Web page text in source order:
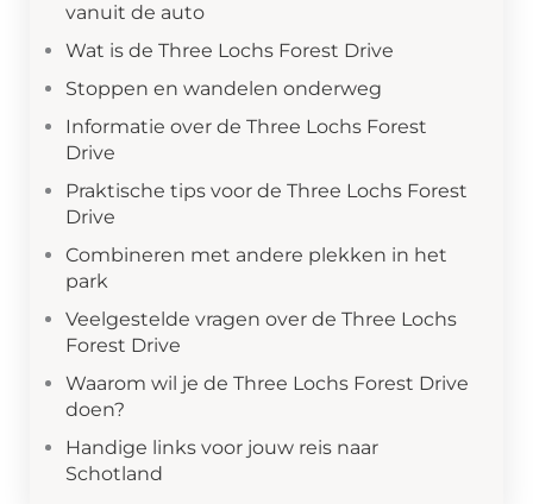
vanuit de auto
Wat is de Three Lochs Forest Drive
Stoppen en wandelen onderweg
Informatie over de Three Lochs Forest
Drive
Praktische tips voor de Three Lochs Forest
Drive
Combineren met andere plekken in het
park
Veelgestelde vragen over de Three Lochs
Forest Drive
Waarom wil je de Three Lochs Forest Drive
doen?
Handige links voor jouw reis naar
Schotland